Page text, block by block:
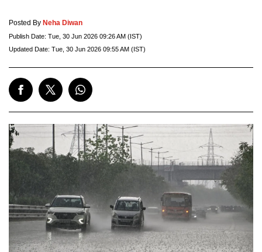
Posted By Neha Diwan
Publish Date: Tue, 30 Jun 2026 09:26 AM (IST)
Updated Date: Tue, 30 Jun 2026 09:55 AM (IST)